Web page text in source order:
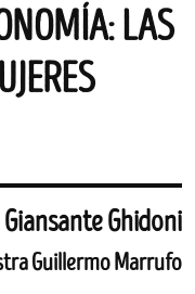
LAS
Ghidoni
Guillermo Marrufo